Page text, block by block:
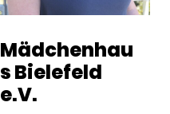
Mädchenhau
s Bielefeld
e.V.